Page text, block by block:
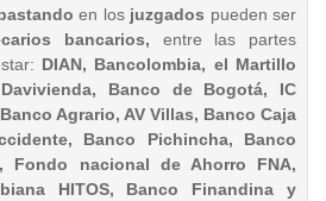
en los juzgados pueden ser
bancarios, entre las partes
DIAN, Bancolombia, el Martillo
Banco de Bogotá, IC
Agrario, AV Villas, Banco Caja
Banco Pichincha, Banco
Fondo nacional de Ahorro FNA,
HITOS, Banco Finandina y